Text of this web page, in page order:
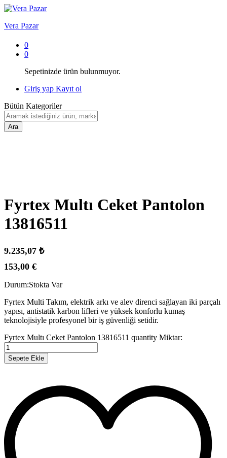
Vera Pazar
0
0
Sepetinizde ürün bulunmuyor.
Giriş yap Kayıt ol
Bütün Kategoriler
Ara
Fyrtex Multı Ceket Pantolon
13816511
9.235,07 ₺
153,00 €
Durum:Stokta Var
Fyrtex Multi Takım, elektrik arkı ve alev direnci sağlayan iki parçalı
yapısı, antistatik karbon lifleri ve yüksek konforlu kumaş
teknolojisiyle profesyonel bir iş güvenliği setidir.
Fyrtex Multı Ceket Pantolon 13816511 quantity Miktar:
Sepete Ekle